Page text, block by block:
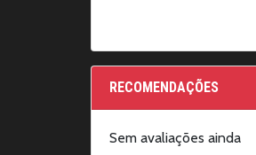
RECOMENDAÇÕES
Sem avaliações ainda